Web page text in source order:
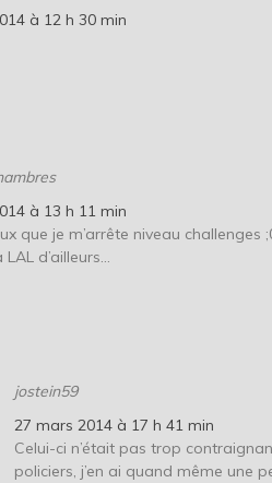
à 12 h 30 min
à 13 h 11 min
que je m’arrête niveau
d’ailleurs…
jostein59
27 mars 2014 à 17 h 41 min
Celui-ci n’était pas trop
policiers, j’en ai quand même une